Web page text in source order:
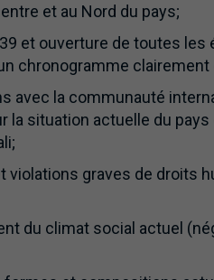
et au Nord du pays;
et ouverture de toutes les
chronogramme clairement
avec la communauté
la situation actuelle du
violations graves de droits
du climat social actuel